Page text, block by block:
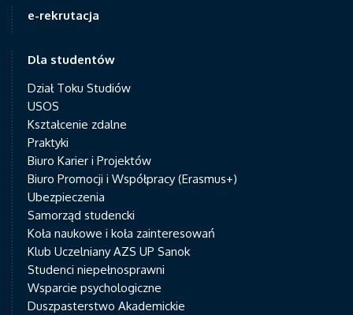
e-rekrutacja
Dla studentów
Dział Toku Studiów
USOS
Kształcenie zdalne
Praktyki
Biuro Karier i Projektów
Biuro Promocji i Współpracy (Erasmus+)
Ubezpieczenia
Samorząd studencki
Koła naukowe i koła zainteresowań
Klub Uczelniany AZS UP Sanok
Studenci niepełnosprawni
Wsparcie psychologiczne
Duszpasterstwo Akademickie